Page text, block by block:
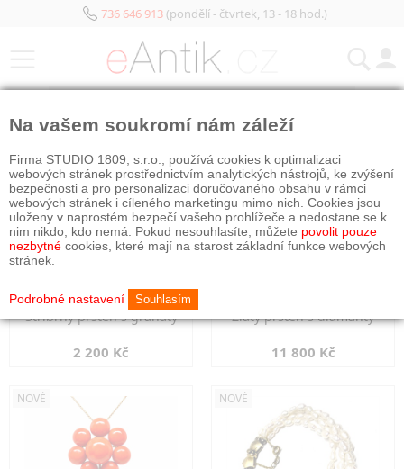
736 646 913(pondělí - čtvrtek, 13 - 18 hod.)
Stříbrný prsten s granáty
2 200 Kč
Zlatý prsten s diamanty
11 800 Kč
NOVÉ NOVÉ
Na vašem soukromí nám záleží
Firma STUDIO 1809, s.r.o., používá cookies k optimalizaci
webových stránek prostřednictvím analytických nástrojů, ke zvýšení
bezpečnosti a pro personalizaci doručovaného obsahu v rámci
webových stránek i cíleného marketingu mimo nich. Cookies jsou
uloženy v naprostém bezpečí vašeho prohlížeče a nedostane se k
nim nikdo, kdo nemá. Pokud nesouhlasíte, můžete povolit pouze
nezbytné cookies, které mají na starost základní funkce webových
stránek.
Podrobné nastavení Souhlasím